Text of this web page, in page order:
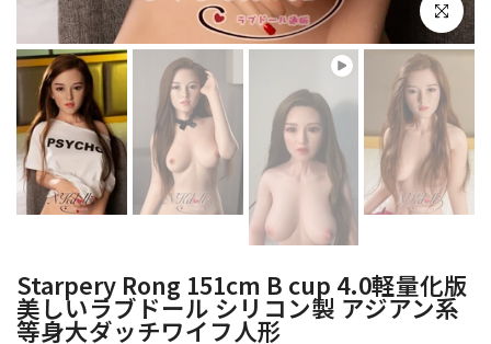
クリックし
Starpery Rong 151cm B cup 4.0軽量化版
美しいラブドール シリコン製 アジアン系
等身大ダッチワイフ人形